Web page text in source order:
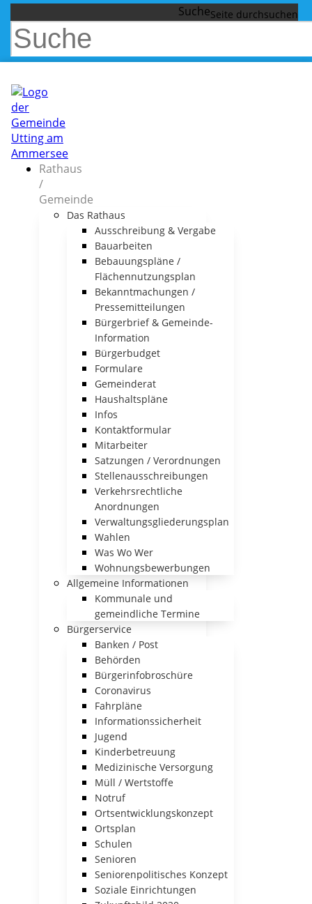
Suche
Rathaus
/
Gemeinde
Das Rathaus
Ausschreibung & Vergabe
Bauarbeiten
Bebauungspläne /
Flächennutzungsplan
Bekanntmachungen /
Pressemitteilungen
Bürgerbrief & Gemeinde-
Information
Bürgerbudget
Formulare
Gemeinderat
Haushaltspläne
Infos
Kontaktformular
Mitarbeiter
Satzungen / Verordnungen
Stellenausschreibungen
Verkehrsrechtliche
Anordnungen
Verwaltungsgliederungsplan
Wahlen
Was Wo Wer
Wohnungsbewerbungen
Allgemeine Informationen
Kommunale und
gemeindliche Termine
Bürgerservice
Banken / Post
Behörden
Bürgerinfobroschüre
Coronavirus
Fahrpläne
Informationssicherheit
Jugend
Kinderbetreuung
Medizinische Versorgung
Müll / Wertstoffe
Notruf
Ortsentwicklungskonzept
Ortsplan
Schulen
Senioren
Seniorenpolitisches Konzept
Soziale Einrichtungen